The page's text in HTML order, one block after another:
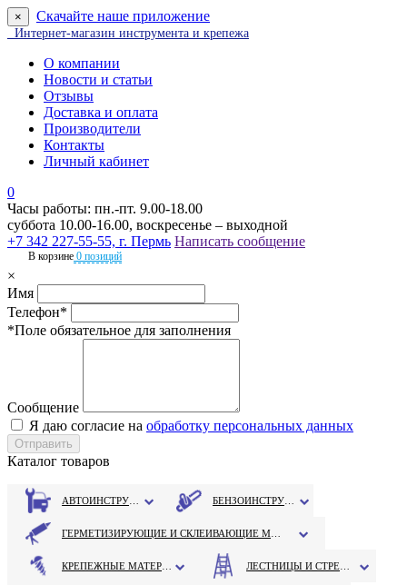
× Скачайте наше приложение
Интернет-магазин инструмента и крепежа
О компании
Новости и статьи
Отзывы
Доставка и оплата
Производители
Контакты
Личный кабинет
0
Часы работы: пн.-пт. 9.00-18.00
суббота 10.00-16.00, воскресенье – выходной
+7 342 227-55-55, г. Пермь Написать сообщение
В корзине 0 позиций
×
Имя
Телефон*
*Поле обязательное для заполнения
Сообщение
Я даю согласие на обработку персональных данных
Каталог товаров